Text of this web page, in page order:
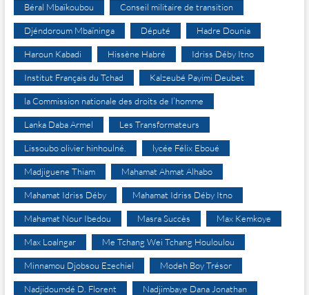
Béral Mbaïkoubou Conseil militaire de transition
Djéndoroum Mbaïninga Député Hadre Dounia
Haroun Kabadi Hissène Habré Idriss Déby Itno
Institut Français du Tchad Kalzeubé Payimi Deubet
la Commission nationale des droits de l’homme
Lanka Daba Armel Les Transformateurs
Lissoubo olivier hinhoulné. lycée Félix Eboué
Madjiguene Thiam Mahamat Ahmat Alhabo
Mahamat Idriss Déby Mahamat Idriss Déby Itno
Mahamat Nour Ibedou Masra Succès Max Kemkoye
Max Loalngar Me Tchang Wei Tchang Houloulou
Minnamou Djobsou Ezechiel Modeh Boy Trésor
Nadjidoumdé D. Florent Nadjimbaye Dana Jonathan